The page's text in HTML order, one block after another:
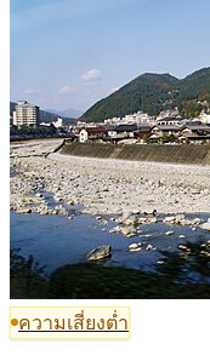
ความเสี่ยงต่ำ